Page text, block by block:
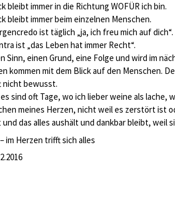
bleibt immer in die Richtung WOFÜR ich bin.
bleibt immer beim einzelnen Menschen.
ist täglich „ja, ich freu mich auf dich“.
ist „das Leben hat immer Recht“.
Sinn, einen Grund, eine Folge und wird im
kommen mit dem Blick auf den Menschen.
nicht bewusst.
sind oft Tage, wo ich lieber weine als
meines Herzen, nicht weil es zerstört ist
das alles aushält und dankbar bleibt, weil
– im Herzen trifft sich alles